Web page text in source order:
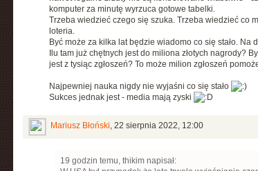
komputer za minutę wyrzuca gotowe tabelki.
Trzeba wiedzieć czego się szuka. Trzeba wiedzieć co
loteria.
Być może za kilka lat będzie wiadomo co się stało. Na
Ilu tam już chętnych jest do miliona złotych nagrody?
jest z tysiąc zgłoszeń? To może milion zgłoszeń
Najpewniej nauka nigdy nie wyjaśni co się stało
Sukces jednak jest - media mają zyski
Mariusz Błoński, 22 sierpnia 2022, 12:00
19 godzin temu, thikim napisał: